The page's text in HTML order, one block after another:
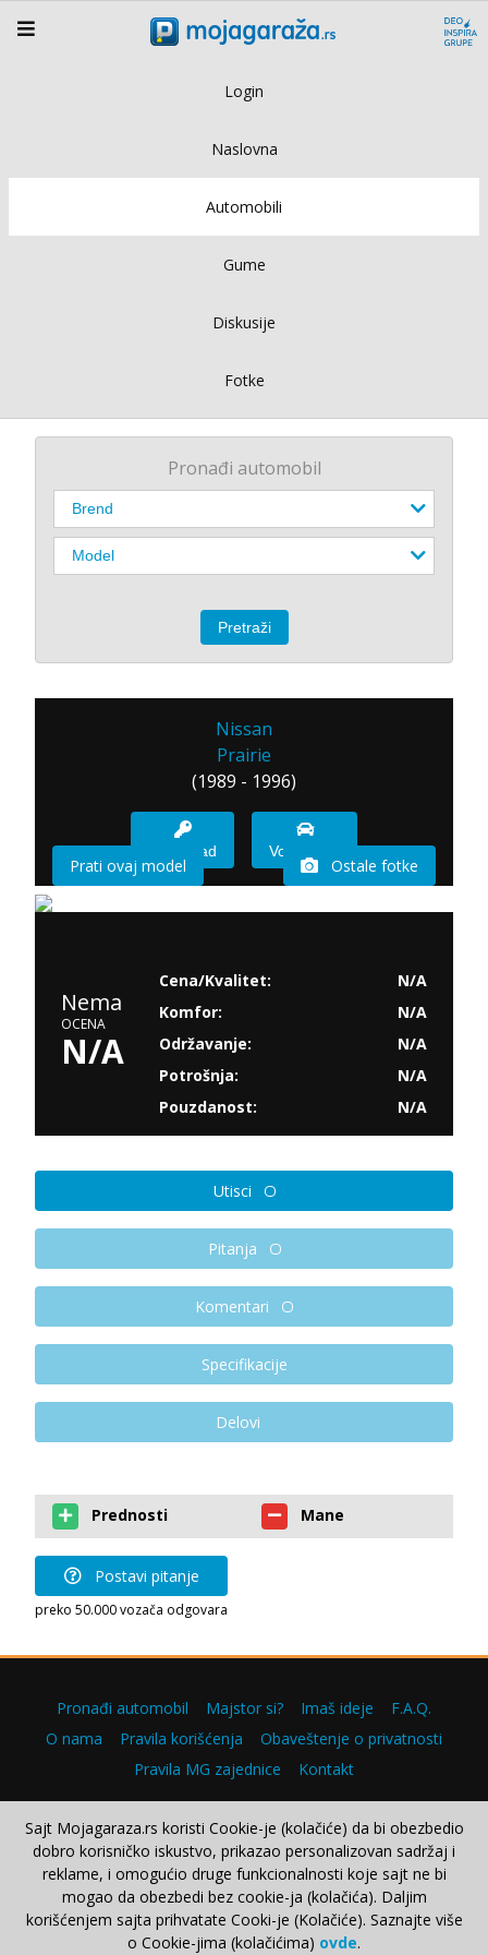
Login
Naslovna
Automobili
Gume
Diskusije
Fotke
Pronađi automobil
Nissan
Prairie
(1989 - 1996)
Imam sad Vozio sam
Prati ovaj model Ostale fotke
Nema
OCENA
N/A
Cena/Kvalitet:
N/A
Komfor:
N/A
Održavanje:
N/A
Potrošnja:
N/A
Pouzdanost:
N/A
Utisci
Pitanja
Komentari
Specifikacije
Delovi
Prednosti Mane
Postavi pitanje
preko 50.000 vozača odgovara
Pronađi automobil Majstor si? Imaš ideje
F.A.Q.
O nama
Pravila korišćenja
Obaveštenje o privatnosti
Pravila MG zajednice
Kontakt
Copyright © 2000–2026.
Sajt Mojagaraza.rs koristi Cookie-je (kolačiće) da bi obezbedio
dobro korisničko iskustvo, prikazao personalizovan sadržaj i
reklame, i omogućio druge funkcionalnosti koje sajt ne bi
mogao da obezbedi bez cookie-ja (kolačića). Daljim
korišćenjem sajta prihvatate Cooki-je (Kolačiće). Saznajte više
o Cookie-jima (kolačićima) ovde.